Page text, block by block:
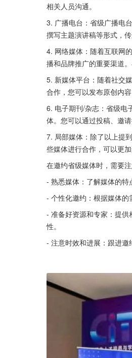
相关人员沟通。
3. 广播电台：省级广播电
撰写主题演讲稿等形式，传
4. 网络媒体：随着互联网
播和品牌推广的重要渠道
5. 新媒体平台：随着社交
合作，您可以发布原创内
6. 电子期刊/杂志：省级电
体。您可以通过投稿、邀
7. 局部媒体：除了以上提
些媒体进行合作，可以更
在邀约省级媒体时，需要
- 熟悉媒体：了解媒体的特
- 个性化邀约：根据媒体的
- 准备好资源和专家：提
性。
- 注意时效和进展：跟进邀